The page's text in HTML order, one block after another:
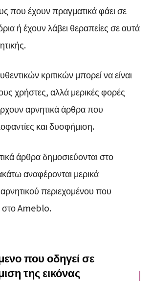
που έχουν πραγματικά φάει σε
ή έχουν λάβει θεραπείες σε αυτά
κριτικών μπορεί να είναι
χρήστες, αλλά μερικές φορές
αρνητικά άρθρα που
και δυσφήμιση.
άρθρα δημοσιεύονται στο
αναφέρονται μερικά
περιεχομένου που
στο Ameblo.
που οδηγεί σε
της εικόνας